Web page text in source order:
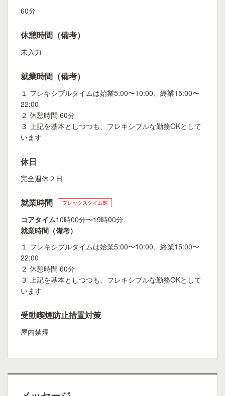
60分
休憩時間（備考）
未入力
就業時間（備考）
１ フレキシブルタイムは始業5:00〜10:00、終業15:00〜
22:00
２ 休憩時間 60分
３ 上記を基本としつつも、フレキシブルな勤務OKとして
います
休日
完全週休２日
就業時間 フレックスタイム制
コアタイム10時00分〜19時00分
就業時間（備考）
１ フレキシブルタイムは始業5:00〜10:00、終業15:00〜
22:00
２ 休憩時間 60分
３ 上記を基本としつつも、フレキシブルな勤務OKとして
います
受動喫煙防止措置対策
屋内禁煙